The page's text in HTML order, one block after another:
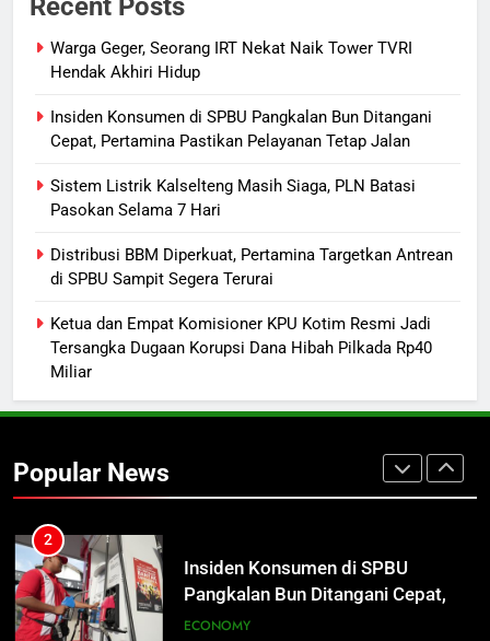
Recent Posts
Warga Geger, Seorang IRT Nekat Naik Tower TVRI
Hendak Akhiri Hidup
Insiden Konsumen di SPBU Pangkalan Bun Ditangani
Cepat, Pertamina Pastikan Pelayanan Tetap Jalan
Sistem Listrik Kalselteng Masih Siaga, PLN Batasi
Pasokan Selama 7 Hari
Distribusi BBM Diperkuat, Pertamina Targetkan Antrean
di SPBU Sampit Segera Terurai
Ketua dan Empat Komisioner KPU Kotim Resmi Jadi
Tersangka Dugaan Korupsi Dana Hibah Pilkada Rp40
Miliar
Popular News
Bukan Sekadar Hemat Anggaran
DPRD KALTENG LEGISLATIF
8
DPRD Kalteng Dorong Serapan
DPRD KALTENG LEGISLATIF
1
Warga Geger, Seorang IRT Nekat
Hidup
REGION
Insiden Konsumen di SPBU
Pangkalan Bun Ditangani Cepat,
Pertamina Pastikan Pelayanan
Tetap Jalan
3
Sistem Listrik Kalselteng Masih
Siaga, PLN Batasi Pasokan Selama
7 Hari
ECONOMY